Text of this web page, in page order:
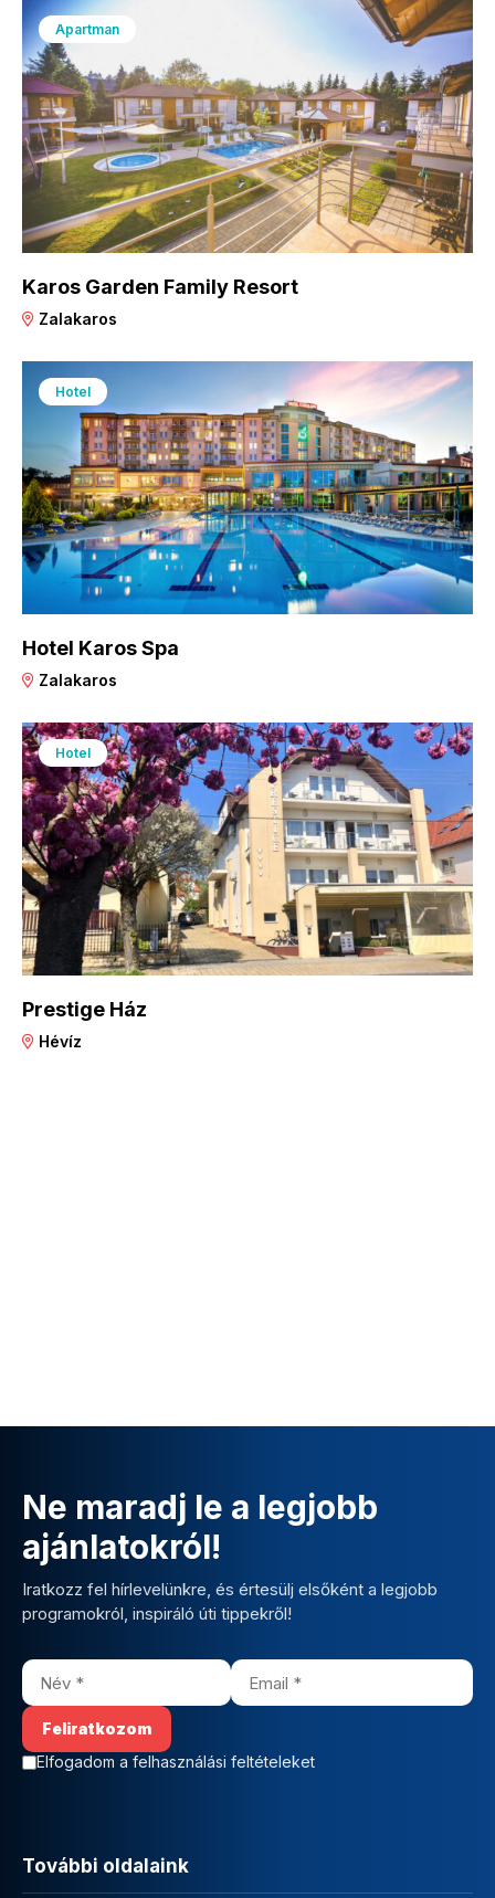
Apartman
Karos Garden Family Resort
Zalakaros
Hotel
Hotel Karos Spa
Zalakaros
Hotel
Prestige Ház
Hévíz
Ne maradj le a legjobb
ajánlatokról!
Iratkozz fel hírlevelünkre, és értesülj elsőként a legjobb
programokról, inspiráló úti tippekről!
Elfogadom a felhasználási feltételeket
További oldalaink